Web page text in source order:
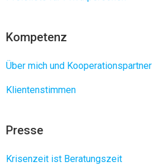
Kompetenz
Über mich und Kooperationspartner
Klientenstimmen
Presse
Krisenzeit ist Beratungszeit